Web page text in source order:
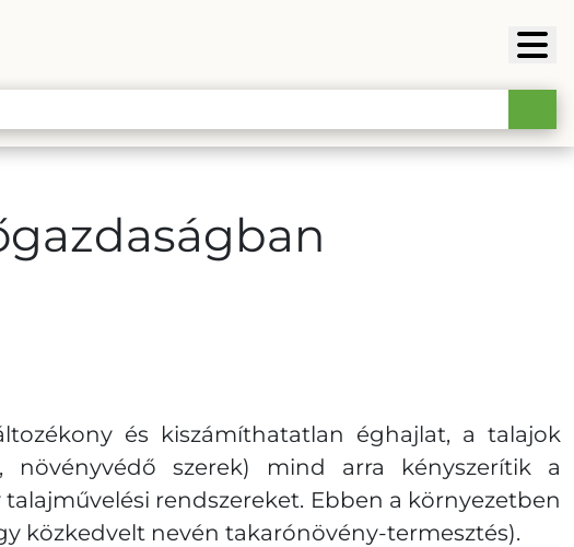
és kiszámíthatatlan éghajlat, a talajok
növényvédő szerek) mind arra kényszerítik a
rendszereket. Ebben a környezetben
közkedvelt nevén takarónövény-termesztés).